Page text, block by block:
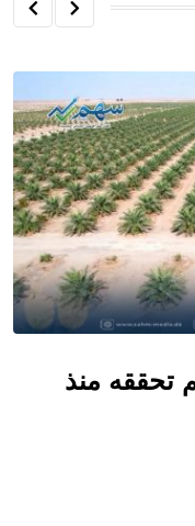
تحققه منذ